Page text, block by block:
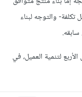
والتوجه لبناء
لتنمية العميل، في